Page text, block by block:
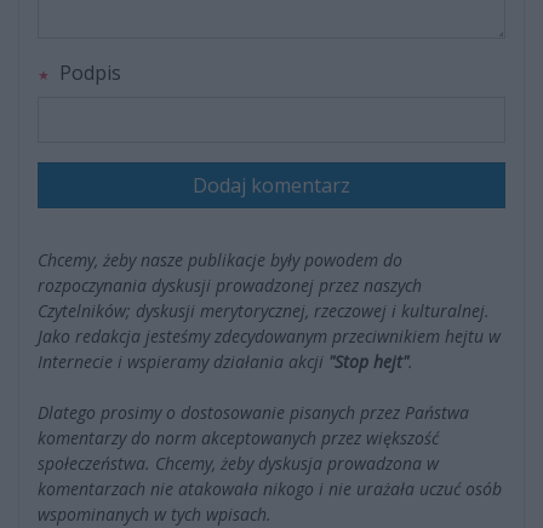
Podpis
Dodaj komentarz
Chcemy, żeby nasze publikacje były powodem do
rozpoczynania dyskusji prowadzonej przez naszych
Czytelników; dyskusji merytorycznej, rzeczowej i kulturalnej.
Jako redakcja jesteśmy zdecydowanym przeciwnikiem hejtu w
Internecie i wspieramy działania akcji "Stop hejt".
Dlatego prosimy o dostosowanie pisanych przez Państwa
komentarzy do norm akceptowanych przez większość
społeczeństwa. Chcemy, żeby dyskusja prowadzona w
komentarzach nie atakowała nikogo i nie urażała uczuć osób
wspominanych w tych wpisach.